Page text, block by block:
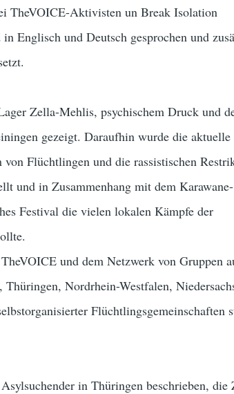
TheVOICE-Aktivisten un Break Isolation
Englisch und Deutsch gesprochen und
Zella-Mehlis, psychischem Druck und
gezeigt. Daraufhin wurde die aktuelle
Flüchtlingen und die rassistischen
und in Zusammenhang mit dem Karawane-
Festival die vielen lokalen Kämpfe der
und dem Netzwerk von Gruppen
Nordrhein-Westfalen,
Flüchtlingsgemeinschaften
in Thüringen beschrieben, die